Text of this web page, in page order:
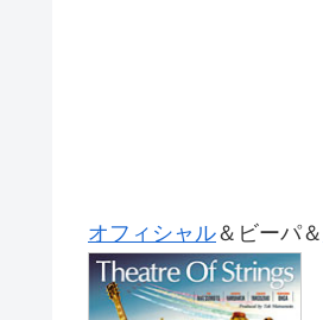
オフィシャル＆ビーパ＆